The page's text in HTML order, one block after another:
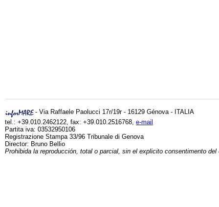
- Via Raffaele Paolucci 17r/19r - 16129 Génova - ITALIA
tel.: +39.010.2462122, fax: +39.010.2516768, e-mail
Partita iva: 03532950106
Registrazione Stampa 33/96 Tribunale di Genova
Director: Bruno Bellio
Prohibida la reproducción, total o parcial, sin el explicito consentimento del